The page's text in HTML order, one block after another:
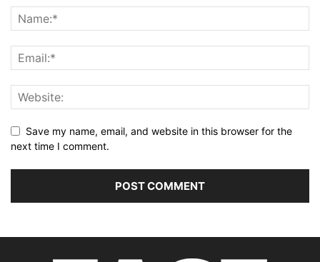
Save my name, email, and website in this browser for the
next time I comment.